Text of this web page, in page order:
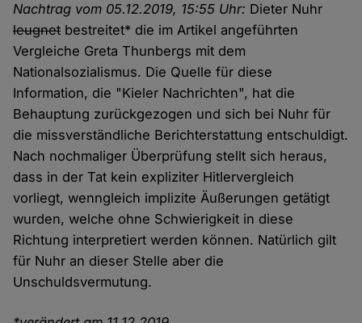
Nachtrag vom 05.12.2019, 15:55 Uhr: Dieter Nuhr
leugnet bestreitet* die im Artikel angeführten
Vergleiche Greta Thunbergs mit dem
Nationalsozialismus. Die Quelle für diese
Information, die "Kieler Nachrichten", hat die
Behauptung zurückgezogen und sich bei Nuhr für
die missverständliche Berichterstattung entschuldigt.
Nach nochmaliger Überprüfung stellt sich heraus,
dass in der Tat kein expliziter Hitlervergleich
vorliegt, wenngleich implizite Äußerungen getätigt
wurden, welche ohne Schwierigkeit in diese
Richtung interpretiert werden können. Natürlich gilt
für Nuhr an dieser Stelle aber die
Unschuldsvermutung.